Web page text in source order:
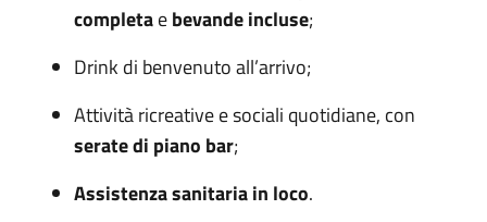
completaebevande incluse;
Drink di benvenuto all’arrivo;
Attività ricreative e sociali quotidiane, con
serate di piano bar;
Assistenza sanitaria in loco.